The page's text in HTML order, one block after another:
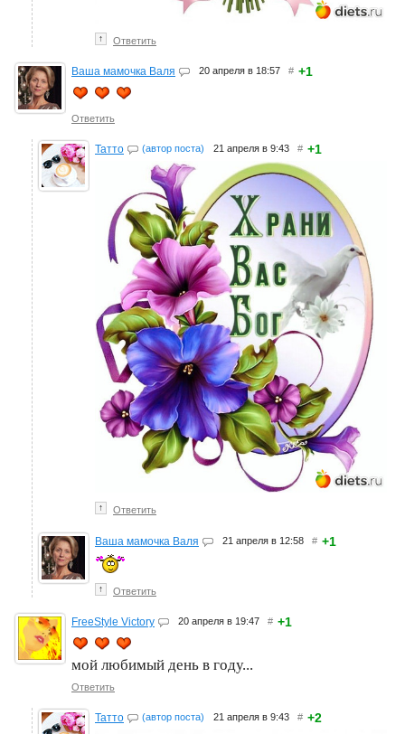
↑ Ответить
Ваша мамочка Валя 20 апреля в 18:57 # +1
Ответить
Татто (автор поста) 21 апреля в 9:43 # +1
↑ Ответить
Ваша мамочка Валя 21 апреля в 12:58 # +1
↑ Ответить
FreeStyle Victory 20 апреля в 19:47 # +1
мой любимый день в году...
Ответить
Татто (автор поста) 21 апреля в 9:43 # +2